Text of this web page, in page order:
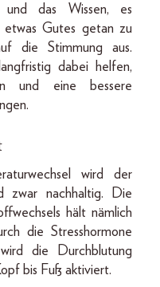
und das Wissen, es
Gutes getan zu
die Stimmung aus.
dabei helfen,
und eine bessere
wird der
zwar nachhaltig. Die
hält nämlich
die Stresshormone
die Durchblutung
bis Fuß aktiviert.